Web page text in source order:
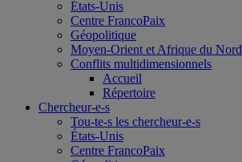
États-Unis
Centre FrancoPaix
Géopolitique
Moyen-Orient et Afrique du Nord
Conflits multidimensionnels
Accueil
Répertoire
Chercheur-e-s
Tou-te-s les chercheur-e-s
États-Unis
Centre FrancoPaix